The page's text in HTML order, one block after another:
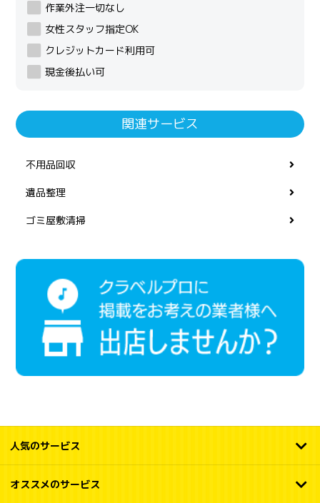
作業外注一切なし
女性スタッフ指定OK
クレジットカード利用可
現金後払い可
関連サービス
不用品回収
遺品整理
ゴミ屋敷清掃
人気のサービス
オススメのサービス